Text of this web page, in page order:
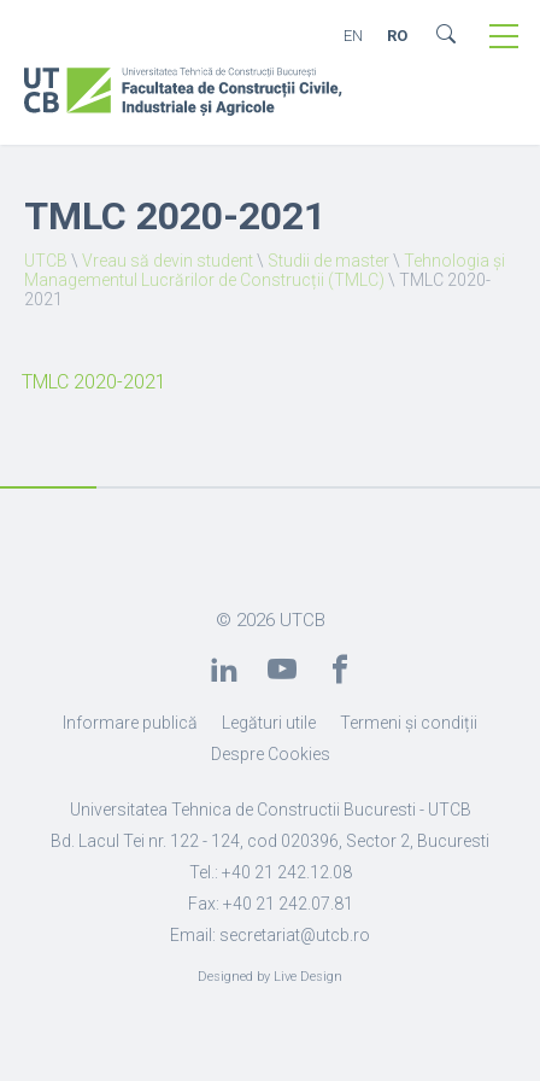
EN RO
TMLC 2020-2021
UTCB \ Vreau să devin student\ Studii de master\ Tehnologia și
Managementul Lucrărilor de Construcții (TMLC) \ TMLC 2020-
2021
TMLC 2020-2021
© 2026 UTCB
Informare publică Legături utile
Termeni și condiții
Despre Cookies
Universitatea Tehnica de Constructii Bucuresti - UTCB
Bd. Lacul Tei nr. 122 - 124, cod 020396, Sector 2, Bucuresti
Tel.: +40 21 242.12.08
Fax: +40 21 242.07.81
Email: secretariat@utcb.ro
Designed by Live Design